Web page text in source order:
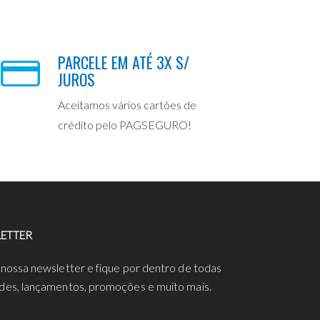
PARCELE EM ATÉ 3X S/
JUROS
Aceitamos vários cartões de
crédito pelo PAGSEGURO!
newsletter e fique por dentro de todas
lançamentos, promoções e muito mais.